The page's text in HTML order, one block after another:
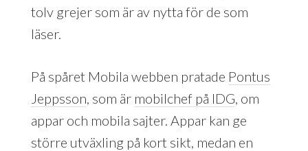
tolv grejer som är av nytta för de som
läser.
På spåret Mobila webben pratade Pontus
Jeppsson , som är mobilchef på IDG , om
appar och mobila sajter. Appar kan ge
större utväxling på kort sikt, medan en